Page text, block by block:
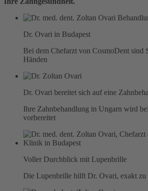
Dr. Ovari in Budapest
Bei dem Chefarzt von CosmoDent sind
Händen
Dr. Ovari bereitet sich auf eine
Ihre Zahnbehandlung in Ungarn wird
vorbereitet
Voller Durchblick mit Lupenbrille
Die Lupenbrille hilft Dr. Ovari, exakt zu